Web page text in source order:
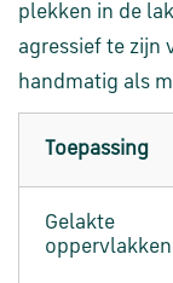
plekken in de
agressief te zijn
handmatig als
Toepassing
Gelakte
oppervlakken